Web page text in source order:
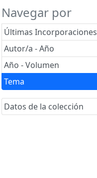
Navegar por
Últimas Incorporaciones
Autor/a - Año
Año - Volumen
Tema
Datos de la colección